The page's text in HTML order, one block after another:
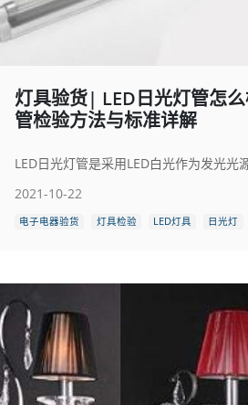
灯具验货| LED日光灯管怎
管检验方法与标准详解
2021-10-22
电子电器验货 灯具检验 LED灯具 日光灯